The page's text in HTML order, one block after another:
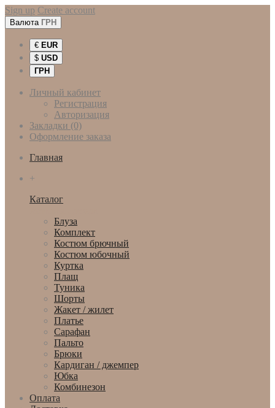
Sign up Create account
Валюта ГРН
€ EUR
$ USD
ГРН
Личный кабинет
Регистрация
Авторизация
Закладки (0)
Оформление заказа
Главная
+
Каталог
Блуза
Комплект
Костюм брючный
Костюм юбочный
Куртка
Плащ
Туника
Шорты
Жакет / жилет
Платье
Сарафан
Пальто
Брюки
Кардиган / джемпер
Юбка
Комбинезон
Оплата